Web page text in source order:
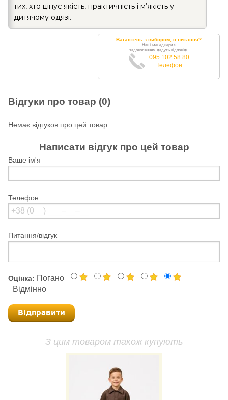
тих, хто цінує якість, практичність і м’якість у
дитячому одязі.
Вагаєтесь з вибором, є питання?
Наші менеджери з
задоволенням дадуть відповідь
095 102 58 80
Телефон
Відгуки про товар (0)
Немає відгуков про цей товар
Написати відгук про цей товар
Ваше ім'я
Телефон
Питання/відгук
Оцінка: Погано
Відмінно
Відправити
З цим товаром також купують